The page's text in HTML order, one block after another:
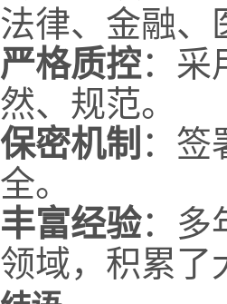
法律、金融、
严格质控：采
然、规范。
保密机制 ：签
全。
丰富经验：多
领域，积累了